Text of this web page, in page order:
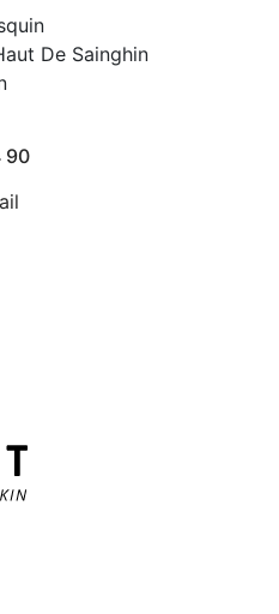
De Sainghin
90